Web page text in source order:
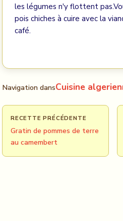
les légumes n'y flottent
pois chiches à cuire avec la
café.
Navigation dansCuisine
RECETTE PRÉCÉDENTE
Gratin de pommes de terre
au camembert